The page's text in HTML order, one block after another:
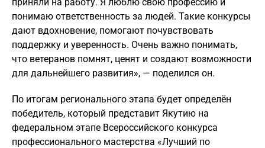
понимаю ответственность за людей. Такие конкурсы
дают вдохновение, помогают почувствовать
поддержку и уверенность. Очень важно понимать,
что ветеранов помнят, ценят и создают возможности
для дальнейшего развития», — поделился он.
По итогам регионального этапа будет определён
победитель, который представит Якутию на
федеральном этапе Всероссийского конкурса
профессионального мастерства «Лучший по